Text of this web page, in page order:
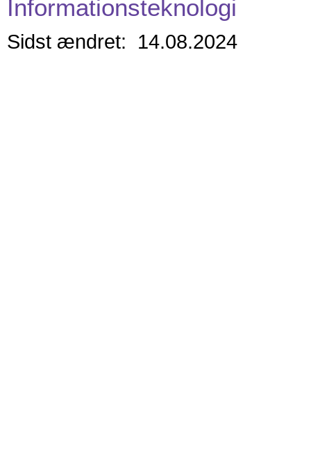
Informationsteknologi
Sidst ændret: 14.08.2024